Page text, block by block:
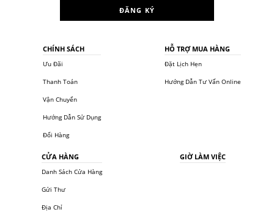
ĐĂNG KÝ
CHÍNH SÁCH
Ưu Đãi
Thanh Toán
Vận Chuyển
Hướng Dẫn Sử Dụng
Đổi Hàng
HỖ TRỢ MUA HÀNG
Đặt Lịch Hẹn
Hướng Dẫn Tư Vấn Online
CỬA HÀNG
Danh Sách Cửa Hàng
Gửi Thư
Địa Chỉ
GIỜ LÀM VIỆC